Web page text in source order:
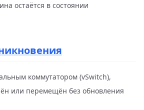
остаётся в состоянии
коммутатором (vSwitch),
или перемещён без обновления